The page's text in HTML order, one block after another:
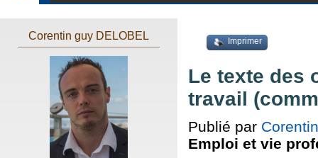
Corentin guy DELOBEL Imprimer
Le texte des
travail
Publié par
Emploi et vie